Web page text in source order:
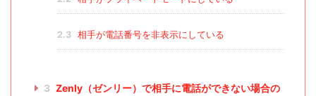
2.3 相手が電話番号を非表示にしている
3 Zenly（ゼンリー）で相手に電話ができない場合の